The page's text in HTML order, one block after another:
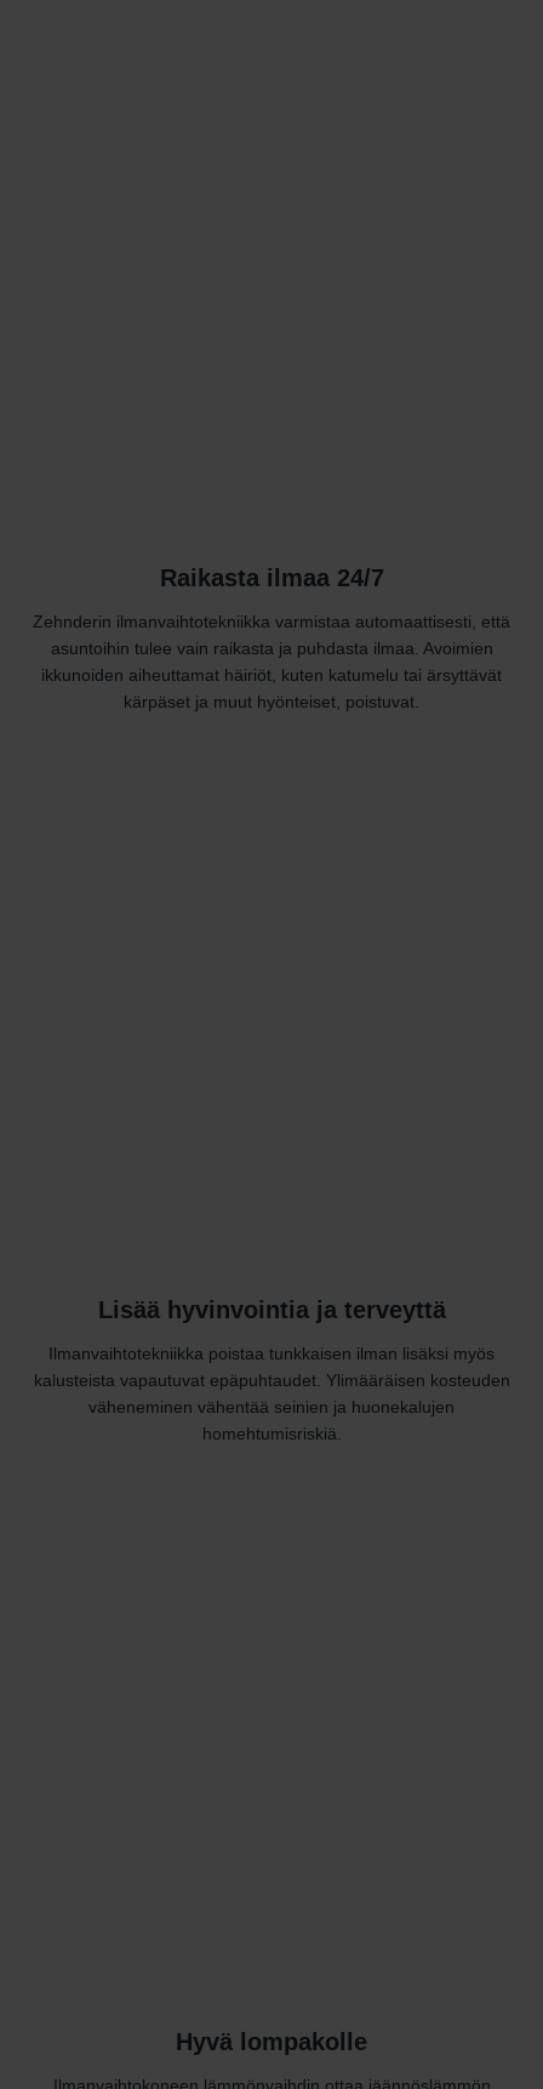
Raikasta ilmaa 24/7
Zehnderin ilmanvaihtotekniikka varmistaa automaattisesti, että
asuntoihin tulee vain raikasta ja puhdasta ilmaa. Avoimien
ikkunoiden aiheuttamat häiriöt, kuten katumelu tai ärsyttävät
kärpäset ja muut hyönteiset, poistuvat.
Lisää hyvinvointia ja terveyttä
Ilmanvaihtotekniikka poistaa tunkkaisen ilman lisäksi myös
kalusteista vapautuvat epäpuhtaudet. Ylimääräisen kosteuden
väheneminen vähentää seinien ja huonekalujen
homehtumisriskiä.
Hyvä lompakolle